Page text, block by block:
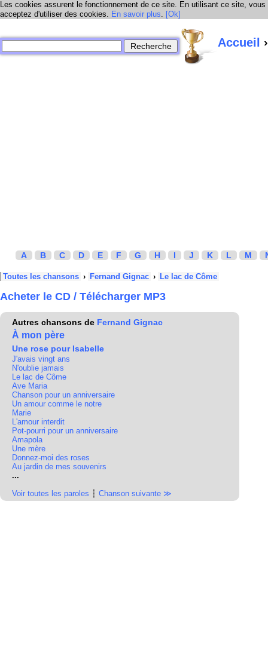
Les cookies assurent le fonctionnement de ce site. En utilisant ce site, vous
acceptez d'utiliser des cookies. En savoir plus. [Ok]
Accueil
A B C D E F G H I J K L M
Toutes les chansons › Fernand Gignac › Le lac de Côme
Acheter le CD / Télécharger MP3
Autres chansons de Fernand Gignac
À mon père
Une rose pour Isabelle
J'avais vingt ans
N'oublie jamais
Le lac de Côme
Ave Maria
Chanson pour un anniversaire
Un amour comme le notre
Marie
L'amour interdit
Pot-pourri pour un anniversaire
Amapola
Une mère
Donnez-moi des roses
Au jardin de mes souvenirs
...
Voir toutes les paroles ┆ Chanson suivante ≫